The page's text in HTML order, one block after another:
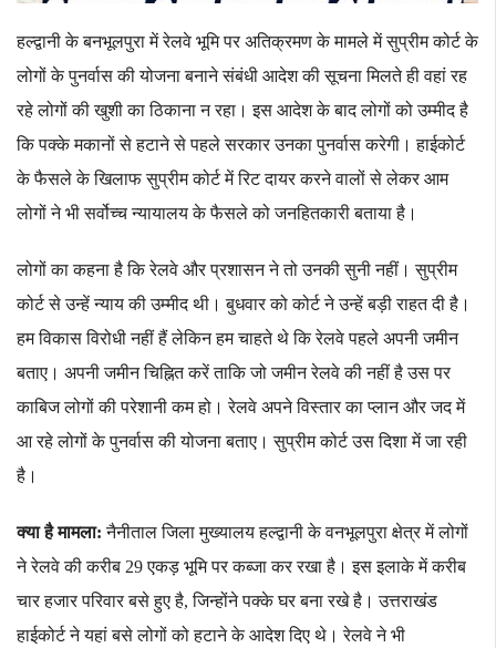
हल्द्वानी के बनभूलपुरा में रेलवे भूमि पर अतिक्रमण के मामले में सुप्रीम कोर्ट के
लोगों के पुनर्वास की योजना बनाने संबंधी आदेश की सूचना मिलते ही वहां रह
रहे लोगों की खुशी का ठिकाना न रहा। इस आदेश के बाद लोगों को उम्मीद है
कि पक्के मकानों से हटाने से पहले सरकार उनका पुनर्वास करेगी। हाईकोर्ट
के फैसले के खिलाफ सुप्रीम कोर्ट में रिट दायर करने वालों से लेकर आम
लोगों ने भी सर्वोच्च न्यायालय के फैसले को जनहितकारी बताया है।
लोगों का कहना है कि रेलवे और प्रशासन ने तो उनकी सुनी नहीं। सुप्रीम
कोर्ट से उन्हें न्याय की उम्मीद थी। बुधवार को कोर्ट ने उन्हें बड़ी राहत दी है।
हम विकास विरोधी नहीं हैं लेकिन हम चाहते थे कि रेलवे पहले अपनी जमीन
बताए। अपनी जमीन चिह्नित करें ताकि जो जमीन रेलवे की नहीं है उस पर
काबिज लोगों की परेशानी कम हो। रेलवे अपने विस्तार का प्लान और जद में
आ रहे लोगों के पुनर्वास की योजना बताए। सुप्रीम कोर्ट उस दिशा में जा रही
है।
क्या है मामला: नैनीताल जिला मुख्यालय हल्द्वानी के वनभूलपुरा क्षेत्र में लोगों
ने रेलवे की करीब 29 एकड़ भूमि पर कब्जा कर रखा है। इस इलाके में करीब
चार हजार परिवार बसे हुए है, जिन्होंने पक्के घर बना रखे है। उत्तराखंड
हाईकोर्ट ने यहां बसे लोगों को हटाने के आदेश दिए थे। रेलवे ने भी